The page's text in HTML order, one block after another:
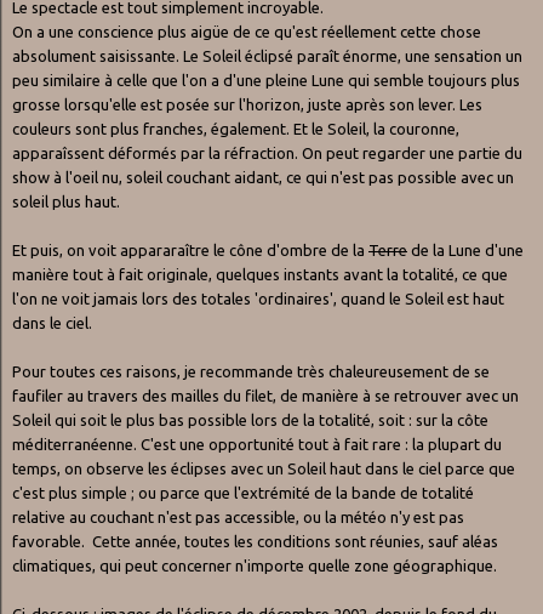
Le spectacle est tout simplement incroyable.
On a une conscience plus aigüe de ce qu'est réellement cette chose
absolument saisissante. Le Soleil éclipsé paraît énorme, une sensation un
peu similaire à celle que l'on a d'une pleine Lune qui semble toujours plus
grosse lorsqu'elle est posée sur l'horizon, juste après son lever. Les
couleurs sont plus franches, également. Et le Soleil, la couronne,
apparaîssent déformés par la réfraction. On peut regarder une partie du
show à l'oeil nu, soleil couchant aidant, ce qui n'est pas possible avec un
soleil plus haut.
Et puis, on voit appararaître le cône d'ombre de la Terre de la Lune d'une
manière tout à fait originale, quelques instants avant la totalité, ce que
l'on ne voit jamais lors des totales 'ordinaires', quand le Soleil est haut
dans le ciel.
Pour toutes ces raisons, je recommande très chaleureusement de se
faufiler au travers des mailles du filet, de manière à se retrouver avec un
Soleil qui soit le plus bas possible lors de la totalité, soit : sur la côte
méditerranéenne. C'est une opportunité tout à fait rare : la plupart du
temps, on observe les éclipses avec un Soleil haut dans le ciel parce que
c'est plus simple ; ou parce que l'extrémité de la bande de totalité
relative au couchant n'est pas accessible, ou la météo n'y est pas
favorable. Cette année, toutes les conditions sont réunies, sauf aléas
climatiques, qui peut concerner n'importe quelle zone géographique.